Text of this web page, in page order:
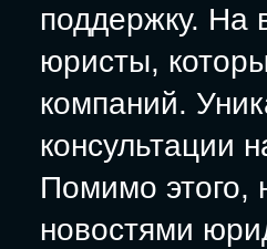
поддержку. На
юристы,
компаний.
консультации
Помимо этого,
новостями